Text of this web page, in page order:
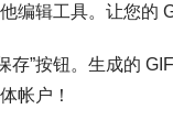
编辑工具。让您的
”按钮。生成的
帐户！